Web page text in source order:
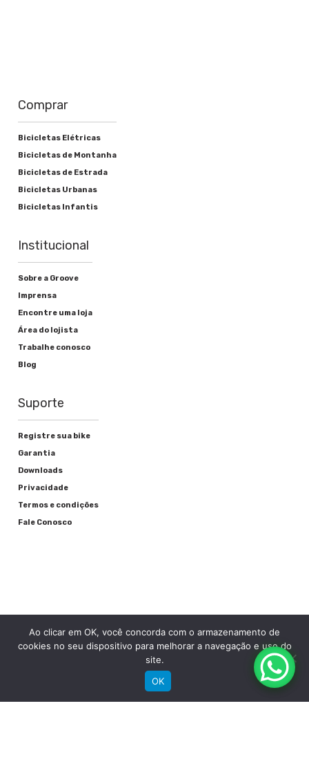
Comprar
Bicicletas Elétricas
Bicicletas de Montanha
Bicicletas de Estrada
Bicicletas Urbanas
Bicicletas Infantis
Institucional
Sobre a Groove
Imprensa
Encontre uma loja
Área do lojista
Trabalhe conosco
Blog
Suporte
Registre sua bike
Garantia
Downloads
Privacidade
Termos e condições
Fale Conosco
RECEBA NOSSAS NOVIDADES POR E-MAIL
Ao clicar em OK, você concorda com o armazenamento de
cookies no seu dispositivo para melhorar a navegação e uso do
site.
OK